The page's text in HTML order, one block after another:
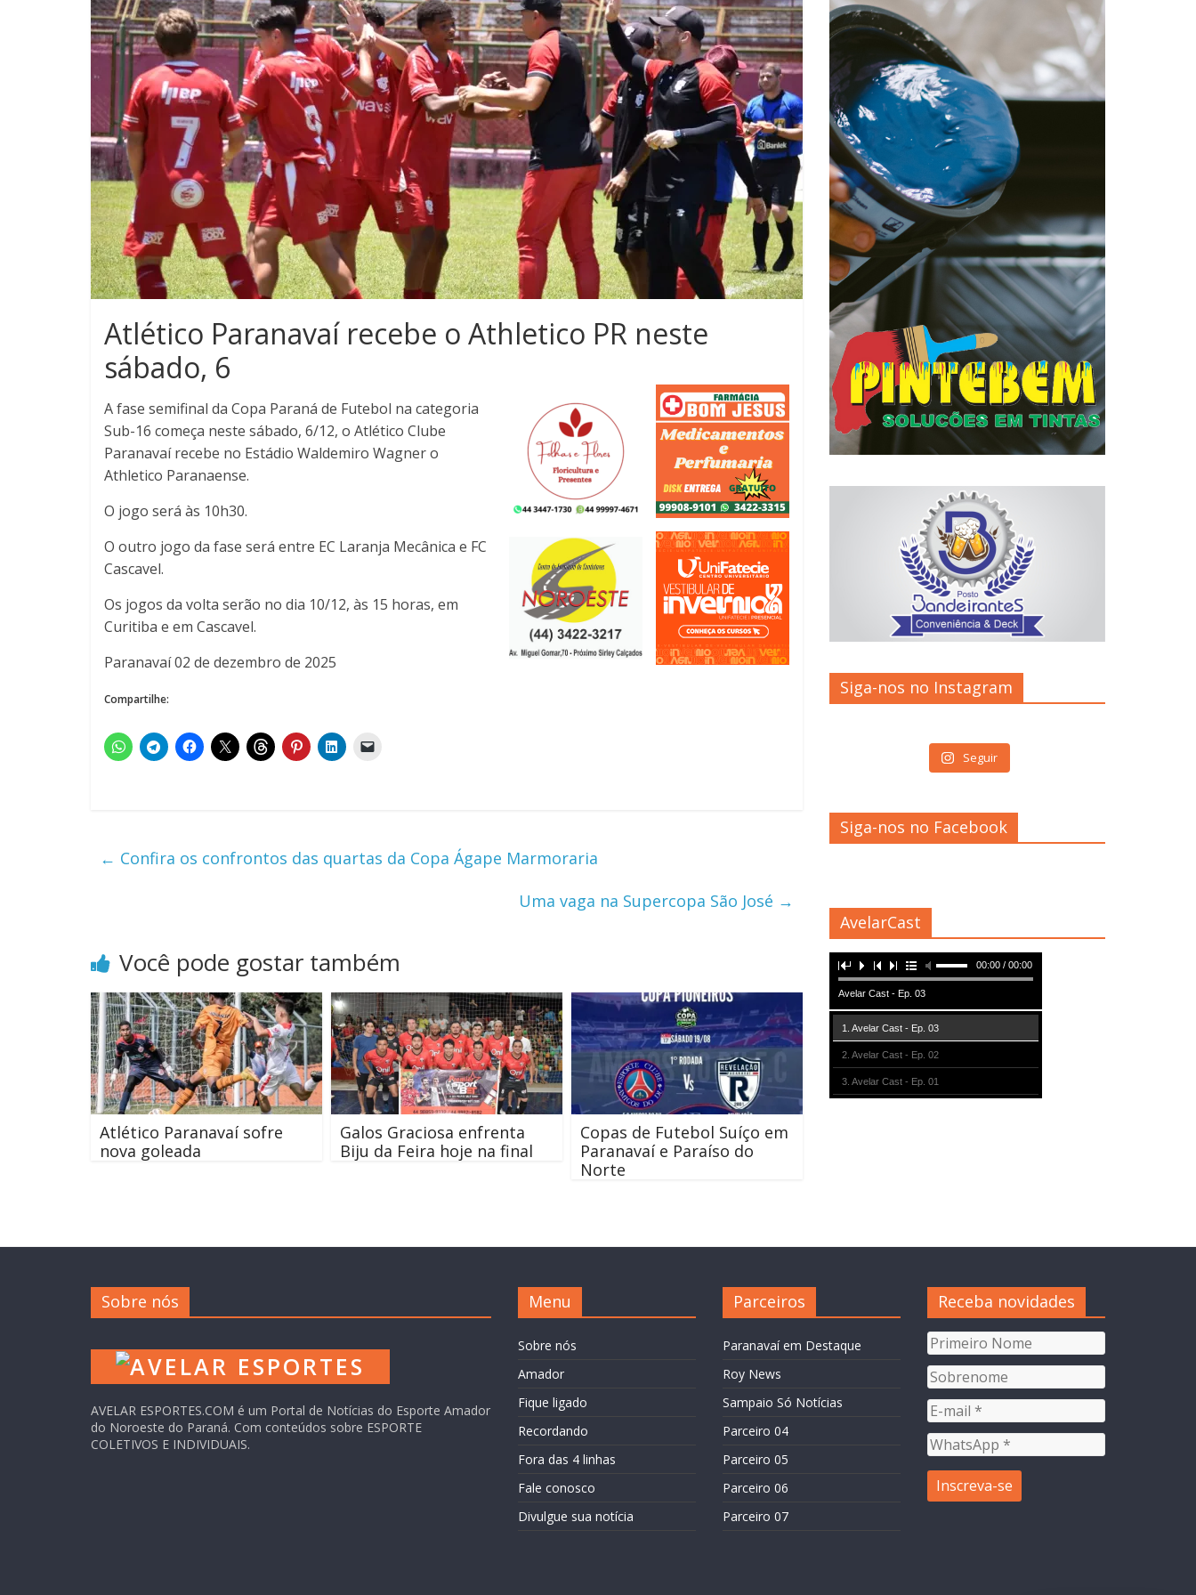
Atlético Paranavaí recebe o Athletico PR neste
sábado, 6
A fase semifinal da Copa Paraná de Futebol na categoria
Sub-16 começa neste sábado, 6/12, o Atlético Clube
Paranavaí recebe no Estádio Waldemiro Wagner o
Athletico Paranaense.
O jogo será às 10h30.
O outro jogo da fase será entre EC Laranja Mecânica e FC
Cascavel.
Os jogos da volta serão no dia 10/12, às 15 horas, em
Curitiba e em Cascavel.
Paranavaí 02 de dezembro de 2025
Compartilhe:
← Confira os confrontos das quartas da Copa Ágape Marmoraria
Uma vaga na Supercopa São José →
Você pode gostar também
Atlético Paranavaí sofre
nova goleada
Galos Graciosa enfrenta
Biju da Feira hoje na final
Copas de Futebol Suíço em
Paranavaí e Paraíso do
Norte
Siga-nos no Instagram
Seguir
Siga-nos no Facebook
AvelarCast
00:00 / 00:00
Avelar Cast - Ep. 03
1. Avelar Cast - Ep. 03
2. Avelar Cast - Ep. 02
3. Avelar Cast - Ep. 01
Sobre nós
AVELAR ESPORTES.COM é um Portal de Notícias do Esporte Amador
do Noroeste do Paraná. Com conteúdos sobre ESPORTE
COLETIVOS E INDIVIDUAIS.
Menu
Sobre nós
Amador
Fique ligado
Recordando
Fora das 4 linhas
Fale conosco
Divulgue sua notícia
Parceiros
Paranavaí em Destaque
Roy News
Sampaio Só Notícias
Parceiro 04
Parceiro 05
Parceiro 06
Parceiro 07
Receba novidades